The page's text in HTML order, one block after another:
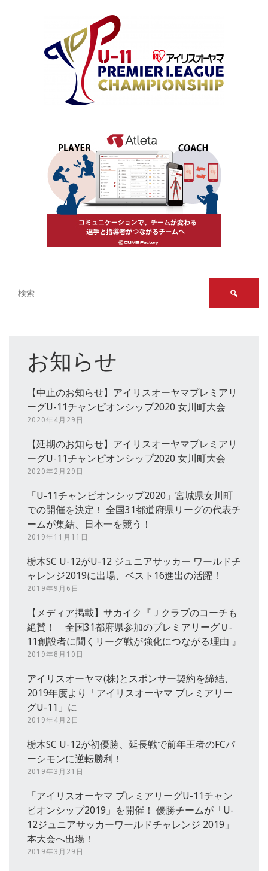
お知らせ
【中止のお知らせ】アイリスオーヤマプレミアリ
ーグU-11チャンピオンシップ2020 女川町大会
2020年4月29日
【延期のお知らせ】アイリスオーヤマプレミアリ
ーグU-11チャンピオンシップ2020 女川町大会
2020年2月29日
「U-11チャンピオンシップ2020」宮城県女川町
での開催を決定！ 全国31都道府県リーグの代表チ
ームが集結、日本一を競う！
2019年11月11日
栃木SC U-12がU-12 ジュニアサッカー ワールドチ
ャレンジ2019に出場、ベスト16進出の活躍！
2019年9月6日
【メディア掲載】サカイク『Ｊクラブのコーチも
絶賛！ 全国31都府県参加のプレミアリーグＵ‐
11創設者に聞くリーグ戦が強化につながる理由 』
2019年8月10日
アイリスオーヤマ(株)とスポンサー契約を締結、
2019年度より「アイリスオーヤマ プレミアリー
グU-11」に
2019年4月2日
栃木SC U-12が初優勝、延長戦で前年王者のFCパ
ーシモンに逆転勝利！
2019年3月31日
「アイリスオーヤマ プレミアリーグU-11チャン
ピオンシップ2019」を開催！ 優勝チームが「U-
12ジュニアサッカーワールドチャレンジ 2019」
本大会へ出場！
2019年3月29日